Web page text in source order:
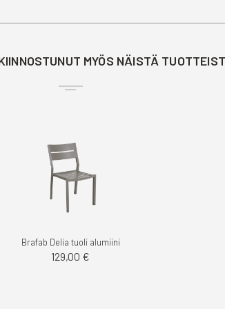
MYÖS NÄISTÄ
Brafab Delia tuoli alumiini
129,00 €